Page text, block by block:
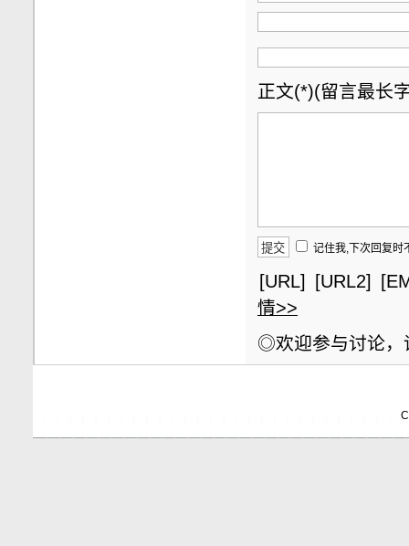
正文(*)(留言最长
记住我,下次回复时
[URL] [URL2]
情>>
◎欢迎参与讨论，